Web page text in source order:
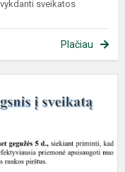
sveikatos
Plačiau